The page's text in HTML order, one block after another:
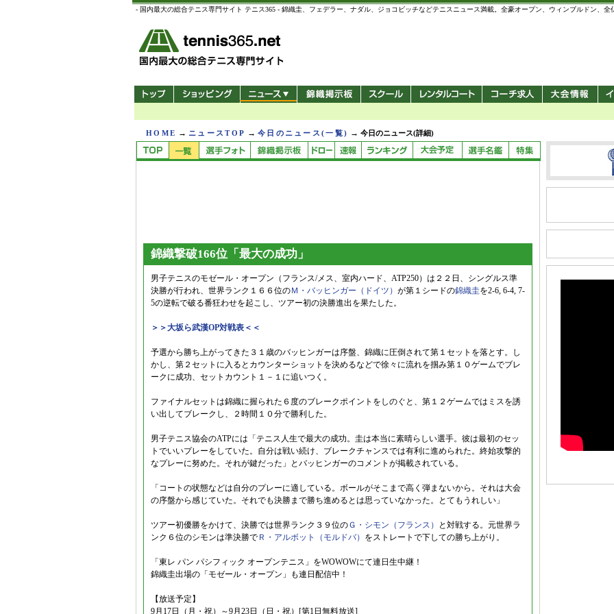
- 国内最大の総合テニス専門サイト テニス365 - 錦織圭、フェデラー、ナダル、ジョコビッチなどテニスニュース満載。全豪オープン、ウィンブルドン、全
HOME → ニュースTOP →今日のニュース(一覧) →今日のニュース(詳細)
錦織撃破166位「最大の成功」
男子テニスのモゼール・オープン（フランス/メス、室内ハード、ATP250）は２２日、シングルス準
決勝が行われ、世界ランク１６６位のＭ・バッヒンガー（ドイツ） が第１シードの錦織圭を2-6, 6-4, 7-
5の逆転で破る番狂わせを起こし、ツアー初の決勝進出を果たした。
＞＞大坂ら武漢OP対戦表＜＜
予選から勝ち上がってきた３１歳のバッヒンガーは序盤、錦織に圧倒されて第１セットを落とす。し
かし、第２セットに入るとカウンターショットを決めるなどで徐々に流れを掴み第１０ゲームでブレ
ークに成功、セットカウント１－１に追いつく。
ファイナルセットは錦織に握られた６度のブレークポイントをしのぐと、第１２ゲームではミスを誘
い出してブレークし、２時間１０分で勝利した。
男子テニス協会のATPには「テニス人生で最大の成功。圭は本当に素晴らしい選手。彼は最初のセッ
トでいいプレーをしていた。自分は戦い続け、ブレークチャンスでは有利に進められた。終始攻撃的
なプレーに努めた。それが鍵だった」とバッヒンガーのコメントが掲載されている。
「コートの状態などは自分のプレーに適している。ボールがそこまで高く弾まないから。それは大会
の序盤から感じていた。それでも決勝まで勝ち進めるとは思っていなかった。とてもうれしい」
ツアー初優勝をかけて、決勝では世界ランク３９位のＧ・シモン（フランス）
と対戦する。元世界ラ
ンク６位のシモンは準決勝で Ｒ・アルボット（モルドバ） をストレートで下しての勝ち上がり。
「東レ パン パシフィック オープンテニス」をWOWOWにて連日生中継！
錦織圭出場の「モゼール・オープン」も連日配信中！
【放送予定】
9月17日（月・祝）～9月23日（日・祝）[第1日無料放送]